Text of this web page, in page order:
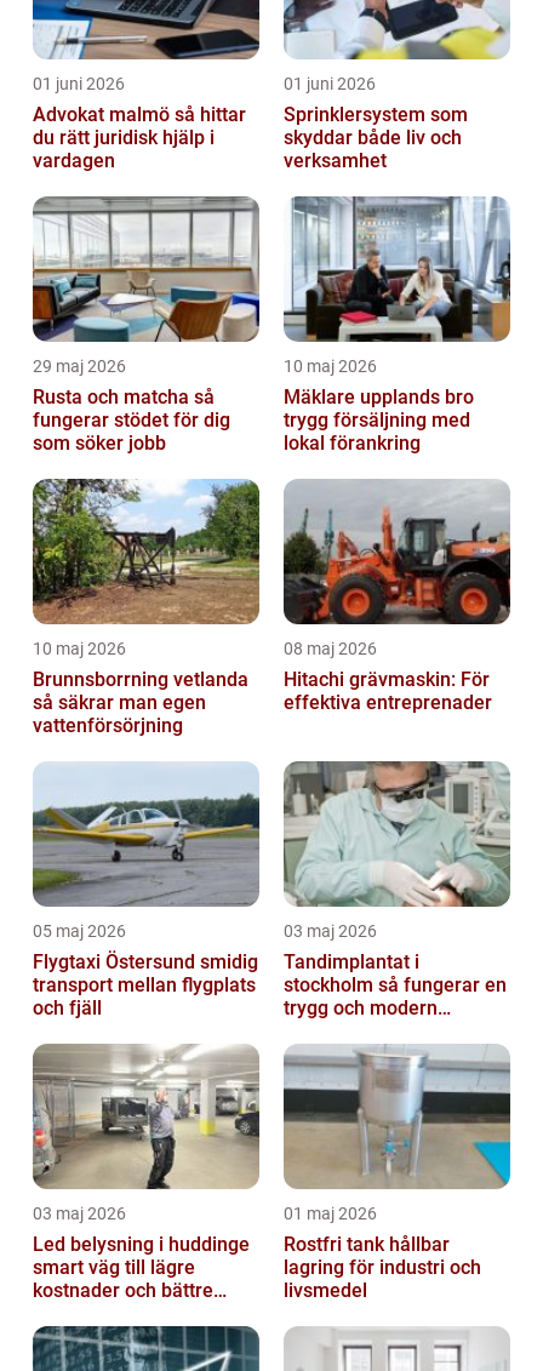
01 juni 2026
Advokat malmö så hittar
du rätt juridisk hjälp i
vardagen
01 juni 2026
Sprinklersystem som
skyddar både liv och
verksamhet
29 maj 2026
Rusta och matcha så
fungerar stödet för dig
som söker jobb
10 maj 2026
Mäklare upplands bro
trygg försäljning med
lokal förankring
10 maj 2026
Brunnsborrning vetlanda
så säkrar man egen
vattenförsörjning
08 maj 2026
Hitachi grävmaskin: För
effektiva entreprenader
05 maj 2026
Flygtaxi Östersund smidig
transport mellan flygplats
och fjäll
03 maj 2026
Tandimplantat i
stockholm så fungerar en
trygg och modern
03 maj 2026
Led belysning i huddinge
smart väg till lägre
kostnader och bättre
01 maj 2026
Rostfri tank hållbar
lagring för industri och
livsmedel